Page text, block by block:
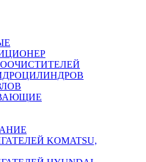
KOMATSU,